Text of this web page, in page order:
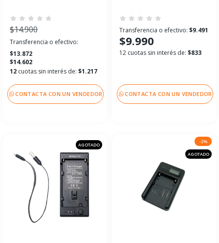
$14.900
Transferencia o efectivo:
$13.872
$14.602
12 cuotas sin interés de: $1.217
CONTACTA CON UN VENDEDOR
Transferencia o efectivo: $9.491
$9.990
12 cuotas sin interés de: $833
CONTACTA CON UN VENDEDOR
AGOTADO
-2%
AGOTADO